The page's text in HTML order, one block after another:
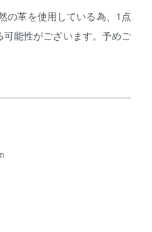
の革を使用している為、1点
能性がございます。予めご